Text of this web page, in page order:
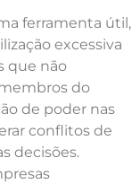
ferramenta útil,
excessiva
que não
do
de poder nas
conflitos de
decisões.